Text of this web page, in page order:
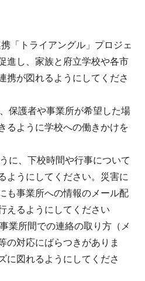
「トライアングル」プロジェ
進し、家族と府立学校や各市
携が図れるようにしてくださ
保護者や事業所が希望した場
るように学校への働きかけを
に、下校時間や行事について
ようにしてください。災害に
も事業所への情報のメール配
えるようにしてください
業所間での連絡の取り方（メ
の対応にばらつきがありま
に図れるようにしてくださ